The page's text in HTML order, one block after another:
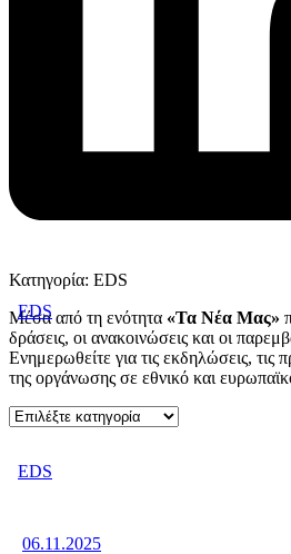
Κατηγορία: EDS
Μέσα από τη ενότητα «Τα Νέα Μας»
δράσεις, οι ανακοινώσεις και οι
Ενημερωθείτε για τις εκδηλώσεις, τις
της οργάνωσης σε εθνικό και
EDS
06.11.2025
EDS